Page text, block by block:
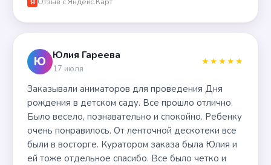
Я
Ю Юлия Гареева
17 июля
★★★★★
Заказывали аниматоров для проведения Дня
рождения в детском саду. Все прошло отлично.
Было весело, познавательно и спокойно. Ребенку
очень понравилось. От ленточной дескотеки все
были в восторге. Куратором заказа была Юлия и
ей тоже отдельное спасибо. Все было четко и